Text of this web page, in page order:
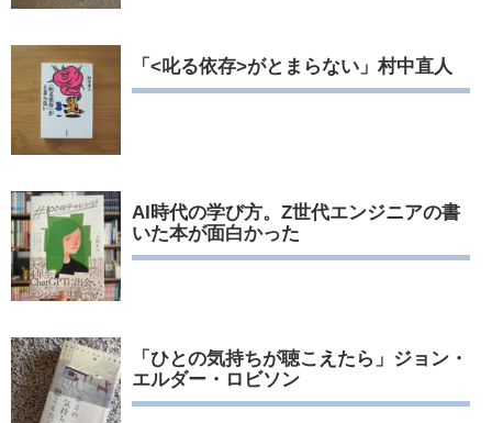
「<叱る依存>がとまらない」村中直人
AI時代の学び方。Z世代エンジニアの書
いた本が面白かった
「ひとの気持ちが聴こえたら」ジョン・
エルダー・ロビソン